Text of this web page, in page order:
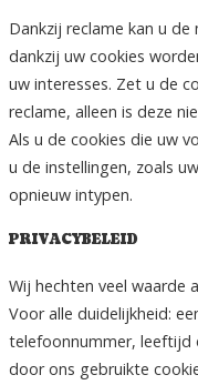
Dankzij reclame kan u
dankzij uw cookies
uw interesses. Zet u de
reclame, alleen is deze
Als u de cookies die uw
u de instellingen, zoals
opnieuw intypen.
PRIVACYBELEID
Wij hechten veel waarde
Voor alle duidelijkheid:
telefoonnummer, leeftijd
door ons gebruikte